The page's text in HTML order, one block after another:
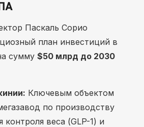
Паскаль Сорио
план инвестиций в
сумму $50 млрд до 2030
Ключевым объектом
по производству
контроля веса (GLP-1) и